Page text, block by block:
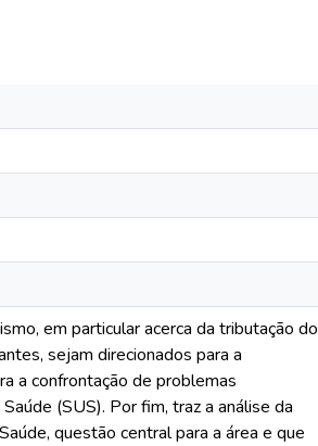
em particular acerca da tributação do
sejam direcionados para a
a confrontação de problemas
(SUS). Por fim, traz a análise da
questão central para a área e que